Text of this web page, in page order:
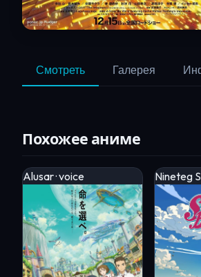
Смотреть Галерея
Похожее аниме
Alusar · voice Nineteg